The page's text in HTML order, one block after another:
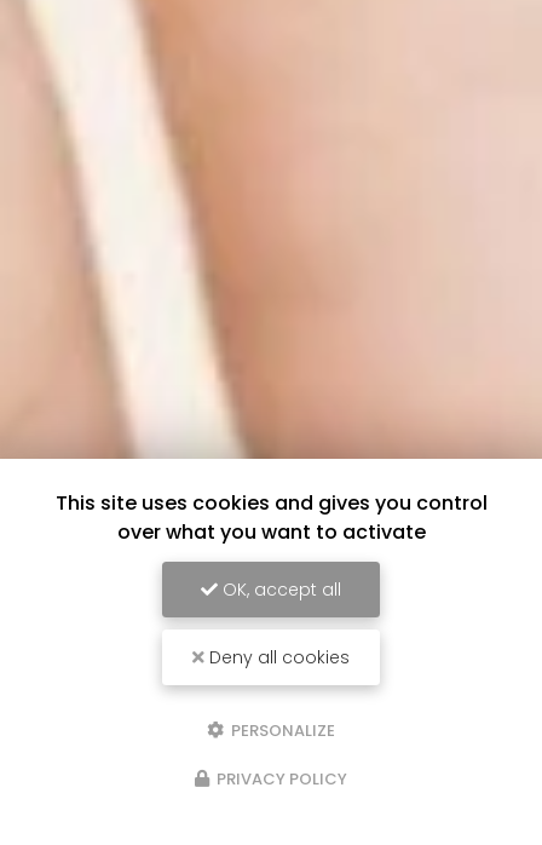
This site uses cookies and gives you control
over what you want to activate
OK, accept all
Deny all cookies
PERSONALIZE
PRIVACY POLICY